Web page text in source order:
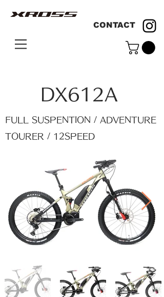
CONTACT
DX612A
FULL SUSPENTION / ADVENTURE
TOURER / 12SPEED